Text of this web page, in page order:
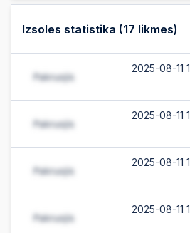
Izsoles statistika (17 likmes)
2025-08-11
2025-08-11
2025-08-11
2025-08-11